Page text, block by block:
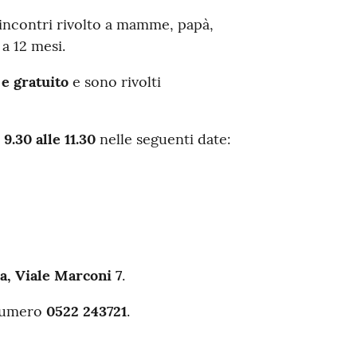
rivolto a mamme, papà,
12 mesi.
gratuitoe sono rivolti
9.30 alle 11.30nelle seguenti date:
Viale Marconi 7.
0522 243721.